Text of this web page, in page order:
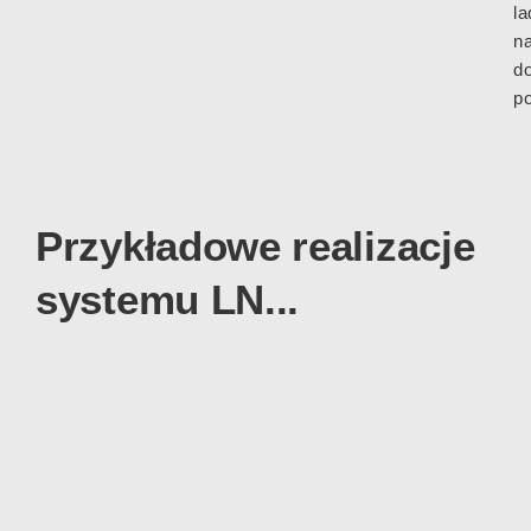
Przykładowe realizacje
systemu LN...